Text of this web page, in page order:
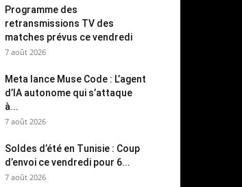
Programme des
retransmissions TV des
matches prévus ce vendredi
7 août 2026
Meta lance Muse Code : L’agent
d’IA autonome qui s’attaque
à...
7 août 2026
Soldes d’été en Tunisie : Coup
d’envoi ce vendredi pour 6...
7 août 2026